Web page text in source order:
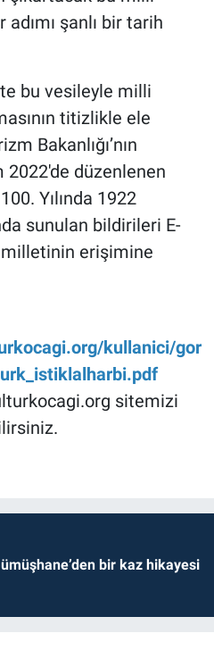
şanlı bir tarih
bu vesileyle milli
titizlikle ele
Bakanlığı’nın
2022'de düzenlenen
Yılında 1922
sunulan bildirileri E-
erişimine
kullanici/gor
sitemizi
bir kaz hikayesi